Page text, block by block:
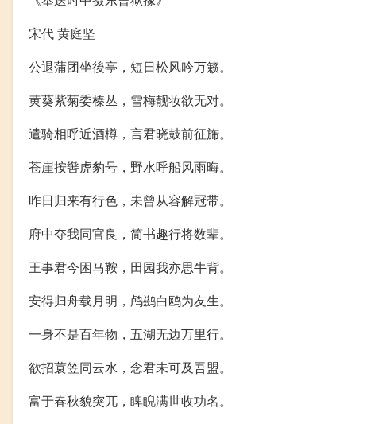
宋代 黄庭坚
公退蒲团坐後亭，短日松风吟万籁。
黄葵紫菊委榛丛，雪梅靓妆欲无对。
遣骑相呼近酒樽，言君晓鼓前征旆。
苍崖按辔虎豹号，野水呼船风雨晦。
昨日归来有行色，未曾从容解冠带。
府中夺我同官良，简书趣行将数辈。
王事君今困马鞍，田园我亦思牛背。
安得归舟载月明，鸬鹚白鸥为友生。
一身不是百年物，五湖无边万里行。
欲招蓑笠同云水，念君未可及吾盟。
富于春秋貌突兀，睥睨满世收功名。